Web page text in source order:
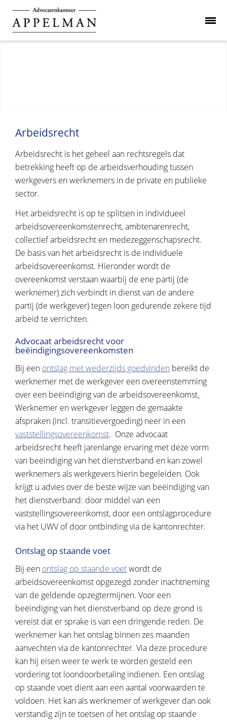
Arbeidsrecht
Arbeidsrecht is het geheel aan rechtsregels dat
betrekking heeft op de arbeidsverhouding tussen
werkgevers en werknemers in de private en publieke
sector.
Het arbeidsrecht is op te splitsen in individueel
arbeidsovereenkomstenrecht, ambtenarenrecht,
collectief arbeidsrecht en medezeggenschapsrecht.
De basis van het arbeidsrecht is de individuele
arbeidsovereenkomst. Hieronder wordt de
overeenkomst verstaan waarbij de ene partij (de
werknemer) zich verbindt in dienst van de andere
partij (de werkgever) tegen loon gedurende zekere tijd
arbeid te verrichten.
Advocaat arbeidsrecht voor
beëindigingsovereenkomsten
Bij een ontslag met wederzijds goedvinden bereikt de
werknemer met de werkgever een overeenstemming
over een beëindiging van de arbeidsovereenkomst.
Werknemer en werkgever leggen de gemaakte
afspraken (incl. transitievergoeding) neer in een
vaststellingsovereenkomst. Onze advocaat
arbeidsrecht heeft jarenlange ervaring met deze vorm
van beëindiging van het dienstverband en kan zowel
werknemers als werkgevers hierin begeleiden. Ook
krijgt u advies over de beste wijze van beëindiging van
het dienstverband: door middel van een
vaststellingsovereenkomst, door een ontslagprocedure
via het UWV of door ontbinding via de kantonrechter.
Ontslag op staande voet
Bij een ontslag op staande voetwordt de
arbeidsovereenkomst opgezegd zonder inachtneming
van de geldende opzegtermijnen. Voor een
beëindiging van het dienstverband op deze grond is
vereist dat er sprake is van een dringende reden. De
werknemer kan het ontslag binnen zes maanden
aanvechten via de kantonrechter. Via deze procedure
kan hij eisen weer te werk te worden gesteld een
vordering tot loondoorbetaling indienen. Een ontslag
op staande voet dient aan een aantal voorwaarden te
voldoen. Het kan als werknemer of werkgever dan ook
verstandig zijn te toetsen of het ontslag op staande